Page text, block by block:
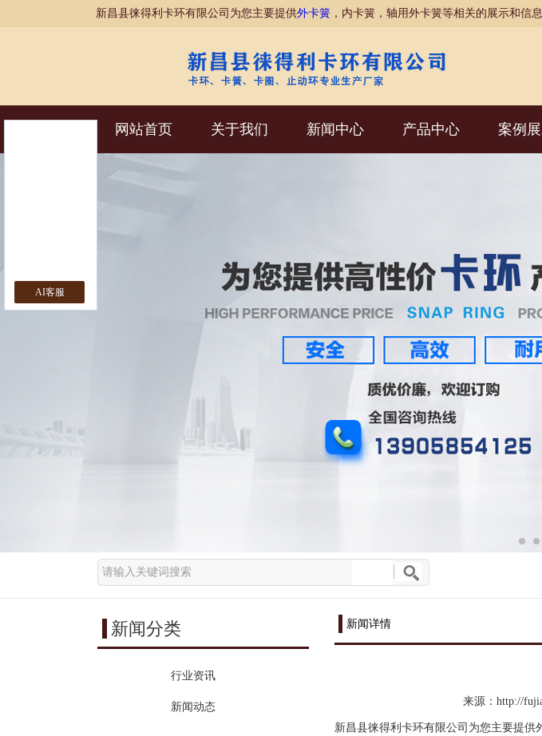
新昌县徕得利卡环有限公司为您主要提供外卡簧 ，内卡簧，轴用外卡簧等相关的展示和信
网站首页 关于我们 新闻中心 产品中心 案例
新闻分类
行业资讯
新闻动态
新闻详情
来源：http://
新昌县徕得利卡环有限公司为您主要提供
AI客服